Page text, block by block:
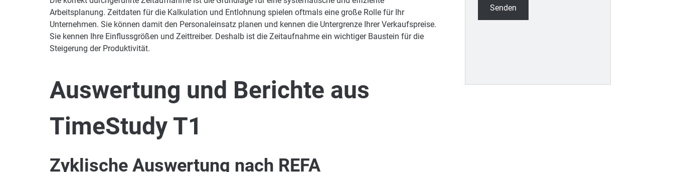
Arbeitsplanung. Zeitdaten für die Kalkulation und Entlohnung spielen oftmals eine große Rolle für Ihr
Unternehmen. Sie können damit den Personaleinsatz planen und kennen die Untergrenze Ihrer Verkaufspreise.
Sie kennen Ihre Einflussgrößen und Zeittreiber. Deshalb ist die Zeitaufnahme ein wichtiger Baustein für die
Steigerung der Produktivität.
Auswertung und Berichte aus
TimeStudy T1
Zyklische Auswertung nach REFA